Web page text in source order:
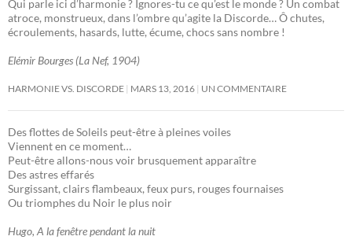
Qui parle ici d’harmonie ? Ignores-tu ce qu’est le monde ? Un combat
atroce, monstrueux, dans l’ombre qu’agite la Discorde… Ô chutes,
écroulements, hasards, lutte, écume, chocs sans nombre !
Elémir Bourges (La Nef, 1904)
HARMONIE VS. DISCORDE MARS 13, 2016 UN COMMENTAIRE
Des flottes de Soleils peut-être à pleines voiles
Viennent en ce moment…
Peut-être allons-nous voir brusquement apparaître
Des astres effarés
Surgissant, clairs flambeaux, feux purs, rouges fournaises
Ou triomphes du Noir le plus noir
Hugo, A la fenêtre pendant la nuit